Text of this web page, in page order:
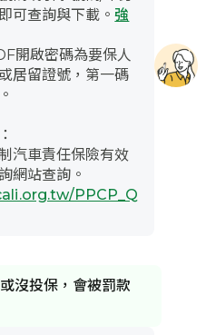
可查詢與下載。強
開啟密碼為要保人
居留證號，第一碼
汽車責任保險有效
網站查詢。
PPCP_Q
沒投保，會被罰款